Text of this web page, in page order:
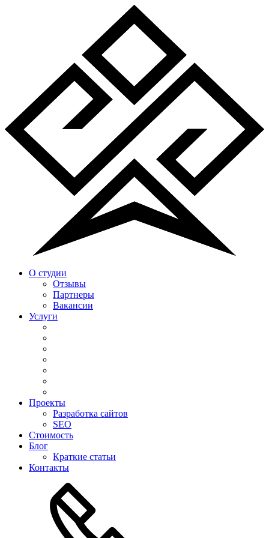
О студии
Отзывы
Партнеры
Вакансии
Услуги
Проекты
Разработка сайтов
SEO
Стоимость
Блог
Краткие статьи
Контакты